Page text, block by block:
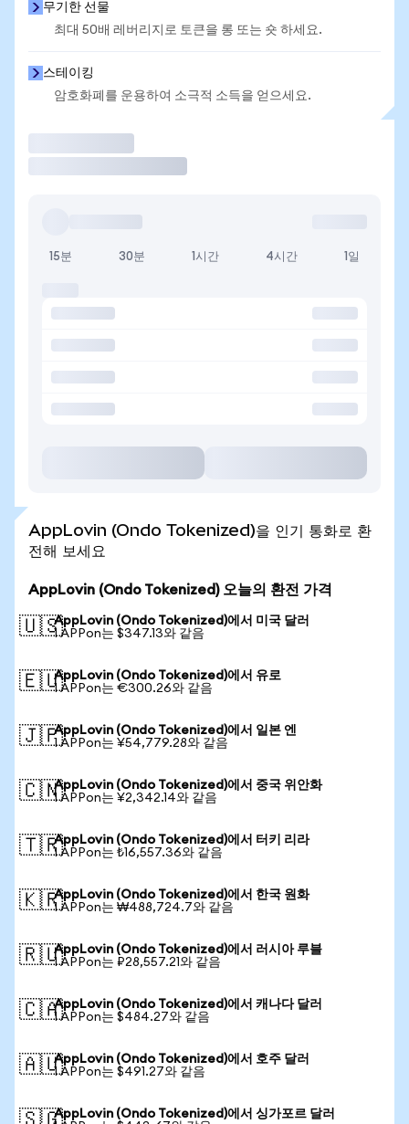
무기한 선물
최대 50배 레버리지로 토큰을 롱 또는 숏 하세요.
스테이킹
암호화폐를 운용하여 소극적 소득을 얻으세요.
15분 30분 1시간 4시간 1일
AppLovin (Ondo Tokenized)을 인기 통화로 환
전해 보세요
AppLovin (Ondo Tokenized) 오늘의 환전 가격
🇺🇸AppLovin (Ondo Tokenized)에서 미국 달러
1 APPon는 $347.13와 같음
🇪🇺AppLovin (Ondo Tokenized)에서 유로
1 APPon는 €300.26와 같음
🇯🇵AppLovin (Ondo Tokenized)에서 일본 엔
1 APPon는 ¥54,779.28와 같음
🇨🇳AppLovin (Ondo Tokenized)에서 중국 위안화
1 APPon는 ¥2,342.14와 같음
🇹🇷AppLovin (Ondo Tokenized)에서 터키 리라
1 APPon는 ₺16,557.36와 같음
🇰🇷AppLovin (Ondo Tokenized)에서 한국 원화
1 APPon는 ₩488,724.7와 같음
🇷🇺AppLovin (Ondo Tokenized)에서 러시아 루블
1 APPon는 ₽28,557.21와 같음
🇨🇦AppLovin (Ondo Tokenized)에서 캐나다 달러
1 APPon는 $484.27와 같음
🇦🇺AppLovin (Ondo Tokenized)에서 호주 달러
1 APPon는 $491.27와 같음
AppLovin (Ondo Tokenized)에서 싱가포르 달러